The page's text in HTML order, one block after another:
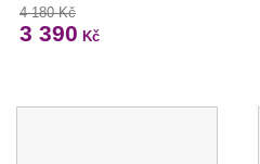
4 180 Kč
3 390 Kč